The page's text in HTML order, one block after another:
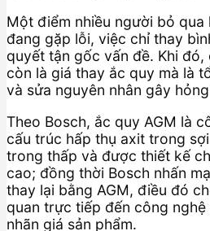
Một điểm nhiều người bỏ qua
đang gặp lỗi, việc chỉ thay
quyết tận gốc vấn đề. Khi
còn là giá thay ắc quy mà là
và sửa nguyên nhân gây
Theo Bosch, ắc quy AGM là
cấu trúc hấp thụ axit trong
trong thấp và được thiết kế
cao; đồng thời Bosch nhấn
thay lại bằng AGM, điều đó
quan trực tiếp đến công
nhãn giá sản phẩm.